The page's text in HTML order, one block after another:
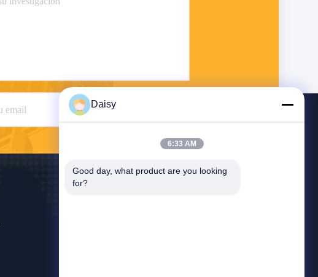
Daisy
6:33 AM
Good day, what product are you looking
for?